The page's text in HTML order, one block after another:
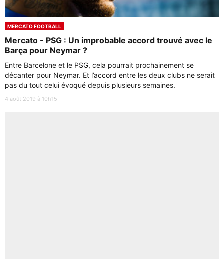
MERCATO FOOTBALL
Mercato - PSG : Un improbable accord trouvé avec le
Barça pour Neymar ?
Entre Barcelone et le PSG, cela pourrait prochainement se
décanter pour Neymar. Et l’accord entre les deux clubs ne serait
pas du tout celui évoqué depuis plusieurs semaines.
4 août 2019 à 10h15